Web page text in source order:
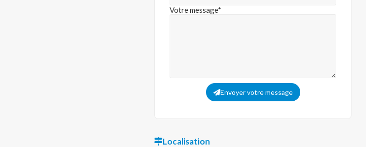
Votre message*
Envoyer votre message
Localisation